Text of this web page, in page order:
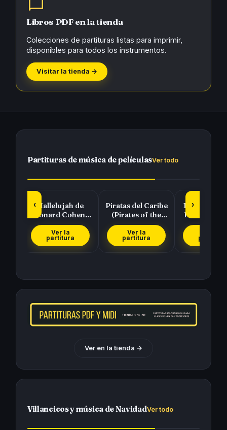
Libros PDF en la tienda
Colecciones de partituras listas para imprimir,
disponibles para todos los instrumentos.
Visitar la tienda →
Partituras de música de películasVer todo
‹
Hallelujah de
Leonard Cohen y
Rufus Wainwright
Ver la
partitura
Piratas del Caribe
(Pirates of the
Caribbean) de
Hans Zimmer
Ver la
partitura
101
Bandas
partitura
›
Ver en la tienda →
Villancicos y música de NavidadVer todo